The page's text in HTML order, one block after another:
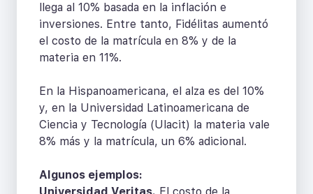
llega al 10% basada en la inflación e
inversiones. Entre tanto, Fidélitas aumentó
el costo de la matrícula en 8% y de la
materia en 11%.
En la Hispanoamericana, el alza es del 10%
y, en la Universidad Latinoamericana de
Ciencia y Tecnología (Ulacit) la materia vale
8% más y la matrícula, un 6% adicional.
Algunos ejemplos: